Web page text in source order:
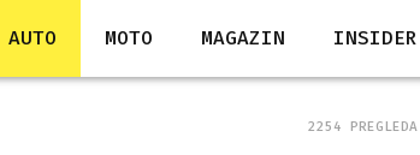
AUTO MOTO MAGAZIN INSIDER
2254 PREGLEDA